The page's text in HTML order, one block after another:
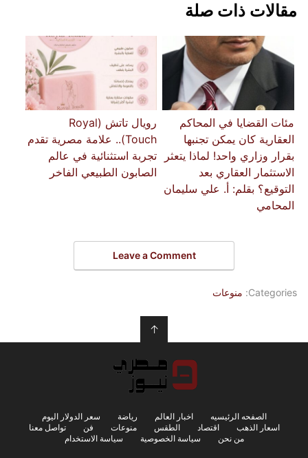
مقالات ذات صلة
مئات القضايا في المحاكم
العقارية كان يمكن تجنبها
بقرار وزاري واحد! لماذا يتعثر
الاستثمار العقاري بعد
التوقيع؟ ​بقلم: أ. علي سليمان
المحامي
رويال تاتش (Royal
Touch).. علامة مصرية تقدم
تجربة استثنائية في عالم
الصابون الطبيعي الفاخر
Leave a Comment
Categories: منوعات
↑
الصفحه الرئيسيه اخبار العالم رياضة
سعر الدولار اليوم
اسعار الذهب
اقتصاد الطقس منوعات فن
تواصل معنا
من نحن
سياسة الخصوصية سياسة الاستخدام